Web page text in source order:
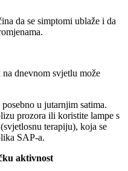
da se simptomi ublaže i da
dnevnom svjetlu može
u jutarnjim satima.
prozora ili koristite lampe s
terapiju), koja se
SAP-a.
aktivnost